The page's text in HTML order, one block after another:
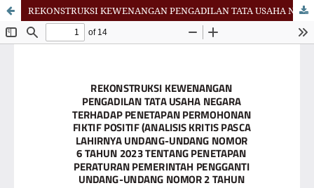
REKONSTRUKSI KEWENANGAN PENGADILAN TATA USAHA NEGARA TERHADAP PENETAPAN PERMOHONAN FIKTIF POSITIF (ANALISIS KRITIS PASCA LAHIRNYA UNDANG-UNDANG NOMOR 6 TAHUN 2023 TENTANG PENETAPAN PERATURAN PEMERINTAH PENGGANTI UNDANG-UNDANG NOMOR 2 TAHUN 2022 TENTANG CIPTA KERJA)